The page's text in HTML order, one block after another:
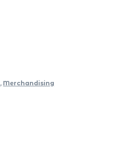
, Merchandising